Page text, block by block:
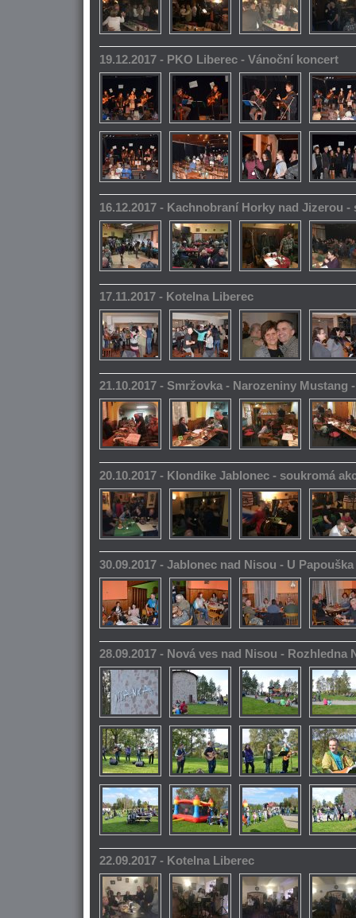
19.12.2017 - PKO Liberec - Vánoční koncert
16.12.2017 - Kachnobraní Horky nad Jizerou -
17.11.2017 - Kotelna Liberec
21.10.2017 - Smržovka - Narozeniny Mustang
20.10.2017 - Klondike Jablonec - soukromá
30.09.2017 - Jablonec nad Nisou - U
28.09.2017 - Nová ves nad Nisou - Rozhledna
22.09.2017 - Kotelna Liberec